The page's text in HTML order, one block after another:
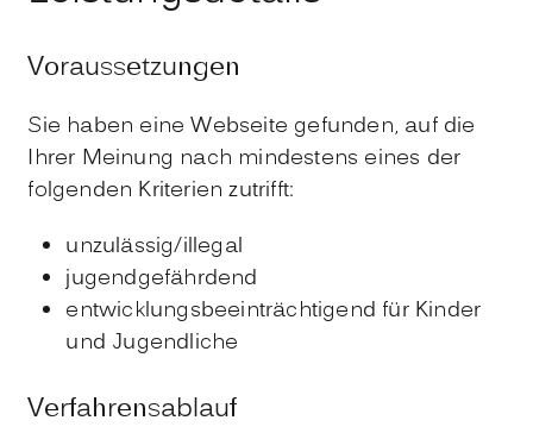
Voraussetzungen
Sie haben eine Webseite gefunden, auf die
Ihrer Meinung nach mindestens eines der
folgenden Kriterien zutrifft:
unzulässig/illegal
jugendgefährdend
entwicklungsbeeinträchtigend für Kinder
und Jugendliche
Verfahrensablauf